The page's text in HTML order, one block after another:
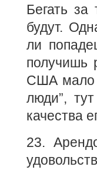
Бегать
будут.
ли
получишь
США мало
люди”,
качества
23.